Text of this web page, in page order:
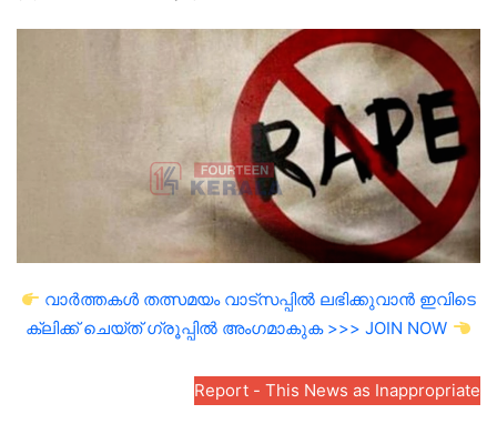
വാർത്തകൾ തത്സമയം വാട്സപ്പിൽ ലഭിക്കുവാൻ ഇവിടെ
ക്ലിക്ക് ചെയ്ത് ഗ്രൂപ്പിൽ അംഗമാകുക >>> JOIN NOW
Report - This News as Inappropriate